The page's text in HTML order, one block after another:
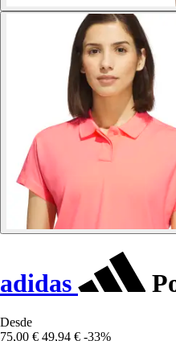
adidas
Desde
75,00 € 49,94 € -33%